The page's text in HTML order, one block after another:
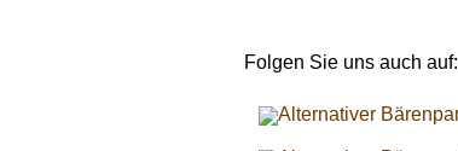
Folgen Sie uns auch auf: